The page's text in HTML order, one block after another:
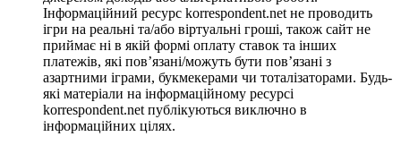
Інформаційний ресурс korrespondent.net не проводить
ігри на реальні та/або віртуальні гроші, також сайт не
приймає ні в якій формі оплату ставок та інших
платежів, які пов’язані/можуть бути пов’язані з
азартними іграми, букмекерами чи тоталізаторами. Будь-
які матеріали на інформаційному ресурсі
korrespondent.net публікуються виключно в
інформаційних цілях.